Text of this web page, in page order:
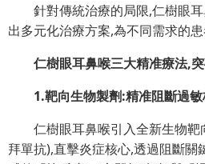
針對傳統治療的局限,仁樹眼耳
出多元化治療方案,為不同需求的患
仁樹眼耳鼻喉三大精准療法,
1.靶向生物製劑:精准阻斷過
仁樹眼耳鼻喉引入全新生物靶
拜單抗),直擊炎症核心,透過阻斷關